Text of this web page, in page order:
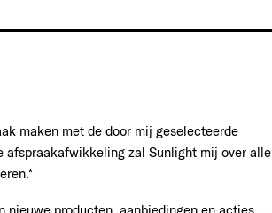
maken met de door mij geselecteerde
afspraakafwikkeling zal Sunlight mij over alle